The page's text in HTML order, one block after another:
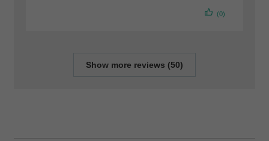
(0)
Show more reviews (50)